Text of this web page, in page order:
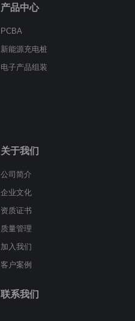
产品中心
PCBA
新能源充电桩
电子产品组装
关于我们
公司简介
企业文化
资质证书
质量管理
加入我们
客户案例
联系我们